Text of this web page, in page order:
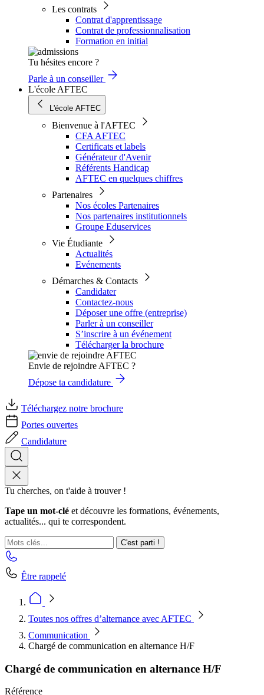
Les contrats
Contrat d'apprentissage
Contrat de professionnalisation
Formation en initial
Tu hésites encore ?
Parle à un conseiller
L'école AFTEC
L'école AFTEC
Bienvenue à l'AFTEC
CFA AFTEC
Certificats et labels
Générateur d'Avenir
Référents Handicap
AFTEC en quelques chiffres
Partenaires
Nos écoles Partenaires
Nos partenaires institutionnels
Groupe Eduservices
Vie Étudiante
Actualités
Evénements
Démarches & Contacts
Candidater
Contactez-nous
Déposer une offre (entreprise)
Parler à un conseiller
S’inscrire à un événement
Télécharger la brochure
Envie de rejoindre AFTEC ?
Dépose ta candidature
Téléchargez notre brochure
Portes ouvertes
Candidature
Tu cherches, on t'aide à trouver !
Tape un mot-clé et découvre les formations, événements,
actualités... qui te correspondent.
C'est parti !
Être rappelé
Toutes nos offres d’alternance avec AFTEC
Communication
Chargé de communication en alternance H/F
Chargé de communication en alternance H/F
Référence